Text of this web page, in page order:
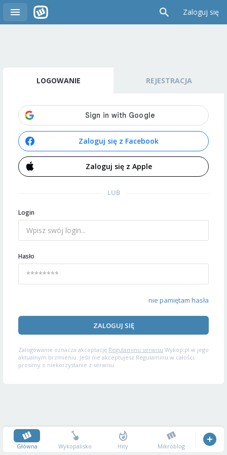
Zaloguj się
LOGOWANIE REJESTRACJA
Zaloguj się z Facebook
Zaloguj się z Apple
LUB
Login
Hasło
nie pamiętam hasła
ZALOGUJ SIĘ
Zalogowanie oznacza akceptację Regulaminu serwisu Wykop.pl w jego
aktualnym brzmieniu. Jeśli nie akceptujesz Regulaminu w całości,
prosimy o niekorzystanie z serwisu.
Główna Wykopalisko Hity Mikroblog